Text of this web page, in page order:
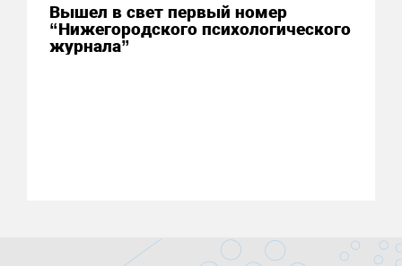
Вышел в свет первый номер
“Нижегородского психологического
журнала”